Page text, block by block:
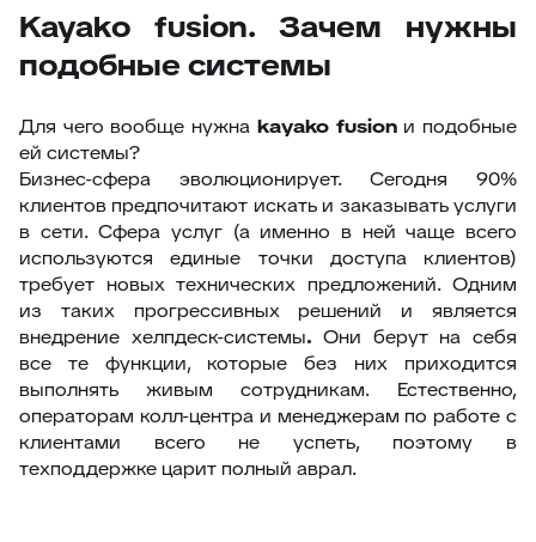
Kayako fusion. Зачем нужны
подобные системы
Для чего вообще нужна kayako fusionи подобные
ей системы?
Бизнес-сфера эволюционирует. Сегодня 90%
клиентов предпочитают искать и заказывать услуги
в сети. Сфера услуг (а именно в ней чаще всего
используются единые точки доступа клиентов)
требует новых технических предложений. Одним
из таких прогрессивных решений и является
внедрение хелпдеск-системы.Они берут на себя
все те функции, которые без них приходится
выполнять живым сотрудникам. Естественно,
операторам колл-центра и менеджерам по работе с
клиентами всего не успеть, поэтому в
техподдержке царит полный аврал.